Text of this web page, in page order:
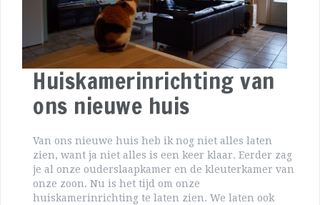
Huiskamerinrichting van
ons nieuwe huis
Van ons nieuwe huis heb ik nog niet alles laten
zien, want ja niet alles is een keer klaar. Eerder zag
je al onze ouderslaapkamer en de kleuterkamer van
onze zoon. Nu is het tijd om onze
huiskamerinrichting te laten zien. We laten ook